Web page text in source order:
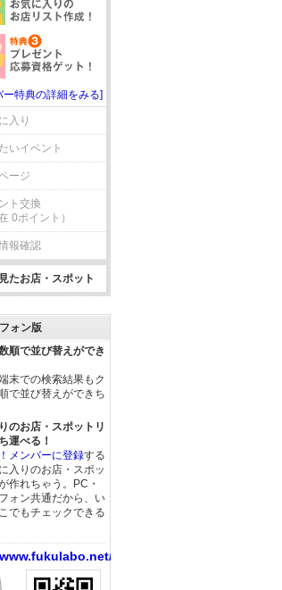
特典の詳細をみる]
入り
いイベント
ージ
ト交換
0ポイント）
報確認
たお店・スポット
ォン版
順で並び替えができ
末での検索結果もク
で並び替えができち
のお店・スポットリ
運べる！
メンバーに登録する
入りのお店・スポッ
作れちゃう。PC・
ォン共通だから、い
でもチェックできる